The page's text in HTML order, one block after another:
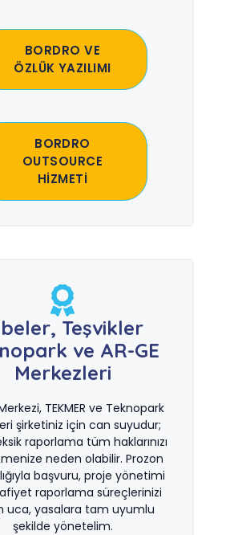
BORDRO VE
ÖZLÜK YAZILIMI
BORDRO
OUTSOURCE
HİZMETİ
Teşvikler
ve AR-GE
Merkezleri
TEKMER ve Teknopark
şirketiniz için can suyudur;
raporlama tüm haklarınızı
neden olabilir. Prozon
başvuru, proje yönetimi
raporlama süreçlerinizi
uca, yasalara tam uyumlu
şekilde yönetelim.